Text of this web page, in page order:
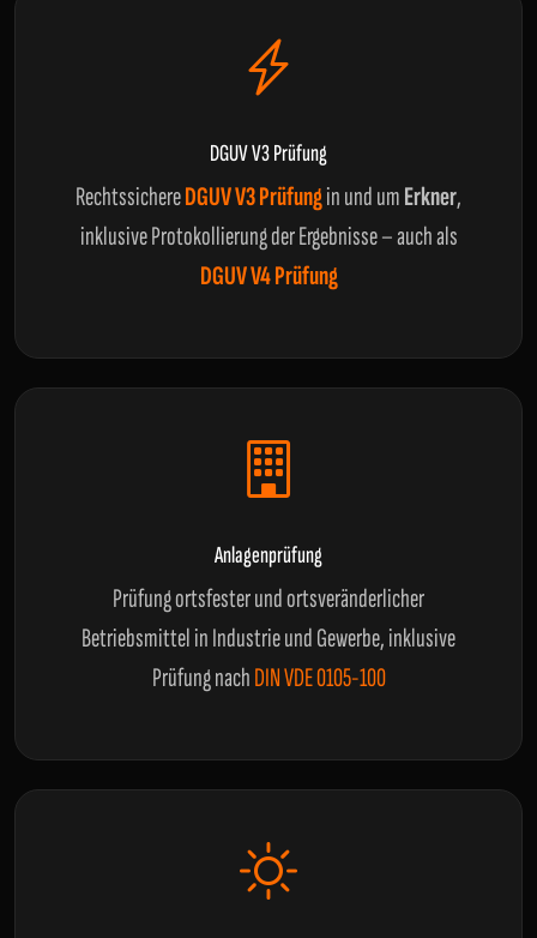
DGUV V3 Prüfung
RechtssichereDGUV V3 Prüfungin und umErkner,
inklusive Protokollierung der Ergebnisse – auch als
DGUV V4 Prüfung
Anlagenprüfung
Prüfung ortsfester und ortsveränderlicher
Betriebsmittel in Industrie und Gewerbe, inklusive
Prüfung nachDIN VDE 0105-100